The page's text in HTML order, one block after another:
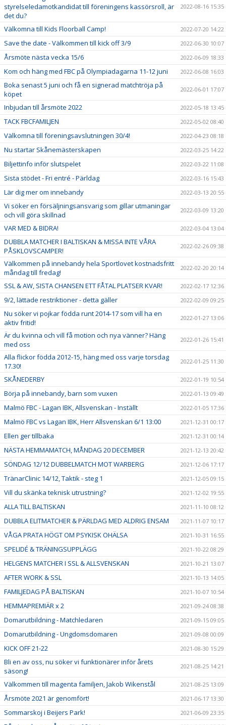
styrelseledamotkandidat till föreningens kassörsroll, är
det du?
2022-08-16 15:35
Välkomna till Kids Floorball Camp! 2022-07-20 14:22
Save the date - Välkommen till kick off 3/9 2022-06-30 10:07
Årsmöte nästa vecka 15/6 2022-06-09 18:33
Kom och häng med FBC på Olympiadagarna 11-12 juni 2022-06-08 16:03
Boka senast 5 juni och få en signerad matchtröja på
köpet
2022-06-01 17:07
Inbjudan till årsmöte 2022 2022-05-18 13:45
TACK FBCFAMILJEN 2022-05-02 08:40
Välkomna till föreningsavslutningen 30/4! 2022-04-23 08:18
Nu startar Skånemästerskapen 2022-03-25 14:22
Biljettinfo inför slutspelet 2022-03-22 11:08
Sista stödet - Fri entré - Pärldag 2022-03-16 15:43
Lär dig mer om innebandy 2022-03-13 20:55
Vi söker en försäljningsansvarig som gillar utmaningar
och vill göra skillnad
2022-03-09 13:20
VAR MED & BIDRA! 2022-03-04 13:04
DUBBLA MATCHER I BALTISKAN & MISSA INTE VÅRA
PÅSKLOVSCAMPER!
2022-02-26 09:38
Välkommen på innebandy hela Sportlovet kostnadsfritt
måndag till fredag!
2022-02-20 20:14
SSL & AW, SISTA CHANSEN ETT FÅTAL PLATSER KVAR! 2022-02-17 12:36
9/2, lättade restriktioner - detta gäller 2022-02-09 09:25
Nu söker vi pojkar födda runt 2014-17 som vill ha en
aktiv fritid!
2022-01-27 13:06
Är du kvinna och vill få motion och nya vänner? Häng
med oss
2022-01-26 15:41
Alla flickor födda 2012-15, häng med oss varje torsdag
17.30!
2022-01-25 11:30
SKÅNEDERBY 2022-01-19 10:54
Börja på innebandy, barn som vuxen 2022-01-13 09:49
Malmö FBC - Lagan IBK, Allsvenskan - Inställt 2022-01-05 17:36
Malmö FBC vs Lagan IBK, Herr Allsvenskan 6/1 13:00 2021-12-31 00:17
Ellen ger tillbaka 2021-12-31 00:14
NÄSTA HEMMAMATCH, MÅNDAG 20 DECEMBER 2021-12-13 20:42
SÖNDAG 12/12 DUBBELMATCH MOT WARBERG 2021-12-06 17:17
TränarClinic 14/12, Taktik - steg 1 2021-12-05 09:15
Vill du skänka teknisk utrustning? 2021-12-02 19:55
ALLA TILL BALTISKAN 2021-11-10 08:12
DUBBLA ELITMATCHER & PÄRLDAG MED ALDRIG ENSAM 2021-11-07 10:17
VÅGA PRATA HÖGT OM PSYKISK OHÄLSA 2021-10-31 16:55
SPELIDÉ & TRÄNINGSUPPLÄGG 2021-10-22 08:29
HELGENS MATCHER I SSL & ALLSVENSKAN 2021-10-21 13:07
AFTER WORK & SSL 2021-10-13 14:05
FAMILJEDAG PÅ BALTISKAN 2021-10-07 10:54
HEMMAPREMIÄR x 2 2021-09-24 08:38
Domarutbildning - Matchledaren 2021-09-15 09:05
Domarutbildning - Ungdomsdomaren 2021-09-08 00:09
KICK OFF 21-22 2021-08-30 15:29
Bli en av oss, nu söker vi funktionärer inför årets
säsong!
2021-08-25 14:21
Välkommen till magenta familjen, Jakob Wikenstål 2021-08-25 13:09
Årsmöte 2021 är genomfört! 2021-06-17 13:30
Sommarskoj i Beijers Park! 2021-06-09 23:35